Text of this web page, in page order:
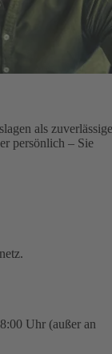
als
persönlich – Sie
Uhr (außer an